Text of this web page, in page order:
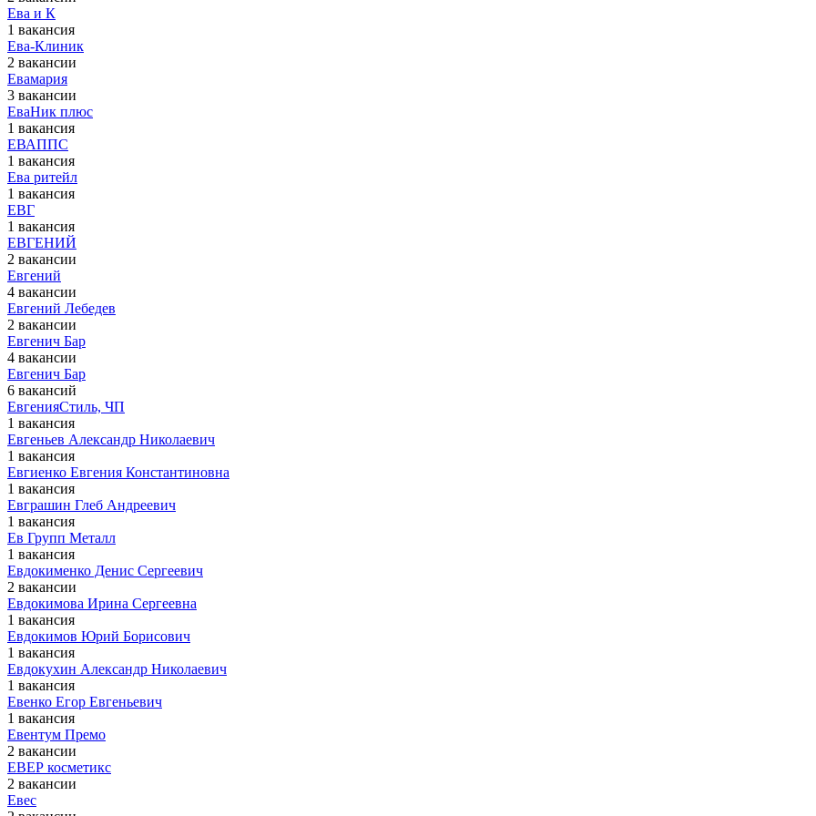
Ева и К
1 вакансия
Ева-Клиник
2 вакансии
Евамария
3 вакансии
ЕваНик плюс
1 вакансия
ЕВАППС
1 вакансия
Ева ритейл
1 вакансия
ЕВГ
1 вакансия
ЕВГЕНИЙ
2 вакансии
Евгений
4 вакансии
Евгений Лебедев
2 вакансии
Евгенич Бар
4 вакансии
Евгенич Бар
6 вакансий
ЕвгенияСтиль, ЧП
1 вакансия
Евгеньев Александр Николаевич
1 вакансия
Евгиенко Евгения Константиновна
1 вакансия
Евграшин Глеб Андреевич
1 вакансия
Ев Групп Металл
1 вакансия
Евдокименко Денис Сергеевич
2 вакансии
Евдокимова Ирина Сергеевна
1 вакансия
Евдокимов Юрий Борисович
1 вакансия
Евдокухин Александр Николаевич
1 вакансия
Евенко Егор Евгеньевич
1 вакансия
Евентум Премо
2 вакансии
ЕВЕР косметикс
2 вакансии
Евес